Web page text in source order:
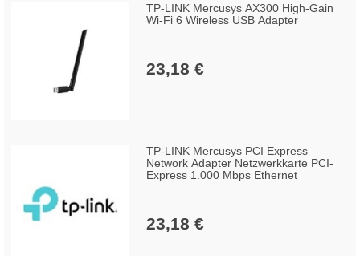
TP-LINK Mercusys AX300 High-Gain
Wi-Fi 6 Wireless USB Adapter
23,18 €
TP-LINK Mercusys PCI Express
Network Adapter Netzwerkkarte PCI-
Express 1.000 Mbps Ethernet
23,18 €